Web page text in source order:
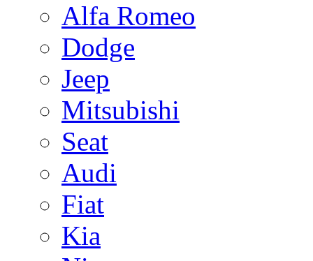
Alfa Romeo
Dodge
Jeep
Mitsubishi
Seat
Audi
Fiat
Kia